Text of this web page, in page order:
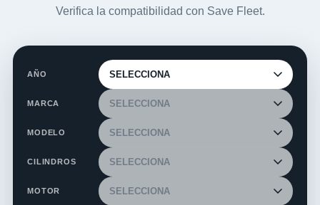
Verifica la compatibilidad con Save Fleet.
AÑO
MARCA
MODELO
CILINDROS
MOTOR